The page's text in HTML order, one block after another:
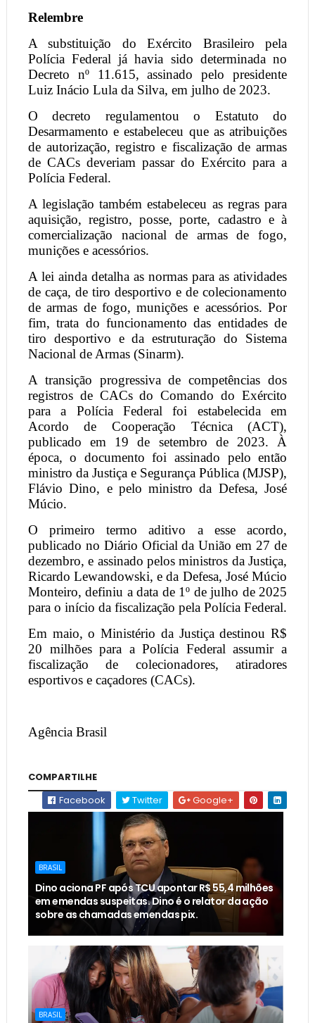
Relembre
A substituição do Exército Brasileiro pela
Polícia Federal já havia sido determinada no
Decreto nº 11.615, assinado pelo presidente
Luiz Inácio Lula da Silva, em julho de 2023.
O decreto regulamentou o Estatuto do
Desarmamento e estabeleceu que as atribuições
de autorização, registro e fiscalização de armas
de CACs deveriam passar do Exército para a
Polícia Federal.
A legislação também estabeleceu as regras para
aquisição, registro, posse, porte, cadastro e à
comercialização nacional de armas de fogo,
munições e acessórios.
A lei ainda detalha as normas para as atividades
de caça, de tiro desportivo e de colecionamento
de armas de fogo, munições e acessórios. Por
fim, trata do funcionamento das entidades de
tiro desportivo e da estruturação do Sistema
Nacional de Armas (Sinarm).
A transição progressiva de competências dos
registros de CACs do Comando do Exército
para a Polícia Federal foi estabelecida em
Acordo de Cooperação Técnica (ACT),
publicado em 19 de setembro de 2023. À
época, o documento foi assinado pelo então
ministro da Justiça e Segurança Pública (MJSP),
Flávio Dino, e pelo ministro da Defesa, José
Múcio.
O primeiro termo aditivo a esse acordo,
publicado no Diário Oficial da União em 27 de
dezembro, e assinado pelos ministros da Justiça,
Ricardo Lewandowski, e da Defesa, José Múcio
Monteiro, definiu a data de 1º de julho de 2025
para o início da fiscalização pela Polícia Federal.
Em maio, o Ministério da Justiça destinou R$
20 milhões para a Polícia Federal assumir a
fiscalização de colecionadores, atiradores
esportivos e caçadores (CACs).
Agência Brasil
COMPARTILHE
Facebook
Twitter Google+
BRASIL
Dino aciona PF após TCU apontar R$ 55,4 milhões
em emendas suspeitas. Dino é o relator da ação
sobre as chamadas emendas pix.
BRASIL